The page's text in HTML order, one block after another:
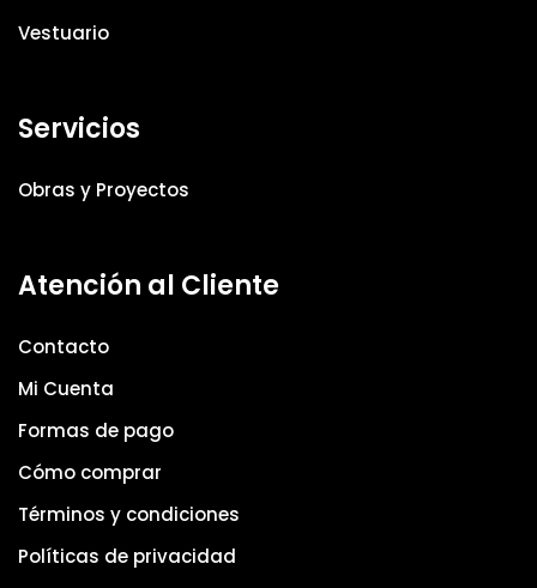
Vestuario
Servicios
Obras y Proyectos
Atención al Cliente
Contacto
Mi Cuenta
Formas de pago
Cómo comprar
Términos y condiciones
Políticas de privacidad